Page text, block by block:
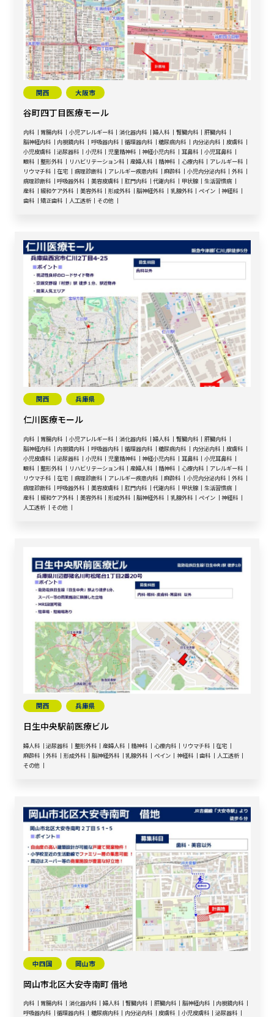
関西 大阪市
谷町四丁目医療モール
内科 胃腸内科 小児アレルギー科 消化器内科 婦人科 腎臓内科
肝臓内科
脳神経内科
内視鏡内科 呼吸器内科 循環器内科 糖尿病内科 内分泌内科
皮膚科
小児皮膚科
泌尿器科 小児科 児童精神科 神経小児内科 耳鼻科
小児耳鼻科
眼科
整形外科 リハビリテーション科 産婦人科 精神科 心療内科
アレルギー科
リウマチ科
在宅 病理診断科 アレルギー疾患内科 麻酔科 小児内分泌内科
外科
病理診断科
呼吸器外科 美容皮膚科 肛門内科 代謝内科 甲状腺
生活習慣病
産科
緩和ケア外科 美容外科 形成外科 脳神経外科 乳腺外科 ペイン
神経科
歯科
矯正歯科 人工透析 その他
関西 兵庫県
仁川医療モール
内科 胃腸内科 小児アレルギー科 消化器内科 婦人科 腎臓内科
肝臓内科
脳神経内科
内視鏡内科 呼吸器内科 循環器内科 糖尿病内科 内分泌内科
皮膚科
小児皮膚科
泌尿器科 小児科 児童精神科 神経小児内科 耳鼻科
小児耳鼻科
眼科
整形外科 リハビリテーション科 産婦人科 精神科 心療内科
アレルギー科
リウマチ科
在宅 病理診断科 アレルギー疾患内科 麻酔科 小児内分泌内科
外科
病理診断科
呼吸器外科 美容皮膚科 肛門内科 代謝内科 甲状腺
生活習慣病
産科
緩和ケア外科 美容外科 形成外科 脳神経外科 乳腺外科 ペイン
神経科
人工透析
その他
関西 兵庫県
日生中央駅前医療ビル
婦人科 泌尿器科 整形外科 産婦人科 精神科 心療内科 リウマチ科
在宅
麻酔科
外科 形成外科 脳神経外科 乳腺外科 ペイン 神経科 歯科
人工透析
その他
中四国 岡山市
岡山市北区大安寺南町 借地
内科 胃腸内科 消化器内科 婦人科 腎臓内科 肝臓内科 脳神経内科
内視鏡内科
呼吸器内科
循環器内科 糖尿病内科 内分泌内科 皮膚科 小児皮膚科 泌尿器科